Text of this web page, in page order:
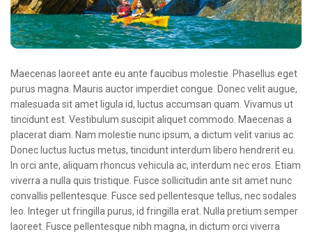
Maecenas laoreet ante eu ante faucibus molestie. Phasellus eget
purus magna. Mauris auctor imperdiet congue. Donec velit augue,
malesuada sit amet ligula id, luctus accumsan quam. Vivamus ut
tincidunt est. Vestibulum suscipit aliquet commodo. Maecenas a
placerat diam. Nam molestie nunc ipsum, a dictum velit varius ac.
Donec luctus luctus metus, tincidunt interdum libero hendrerit eu.
In orci ante, aliquam rhoncus vehicula ac, interdum nec eros. Etiam
viverra a nulla quis tristique. Fusce sollicitudin ante sit amet nunc
convallis pellentesque. Fusce sed pellentesque tellus, nec sodales
leo. Integer ut fringilla purus, id fringilla erat. Nulla pretium semper
laoreet. Fusce pellentesque nibh magna, in dictum orci viverra
Patients
Professionnels
Formulaires et fiches techniques
Consultations
Nouvelles techniques à AMC
Activités et agenda scientifiques
Formation continue
Documentation
Galerie